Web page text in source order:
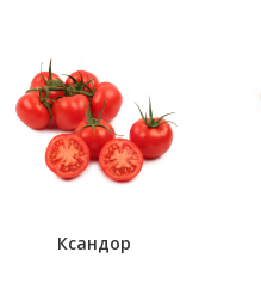
Ксандор